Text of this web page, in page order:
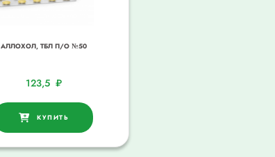
АЛЛОХОЛ, ТБЛ П/О №50
123,5 ₽
КУПИТЬ